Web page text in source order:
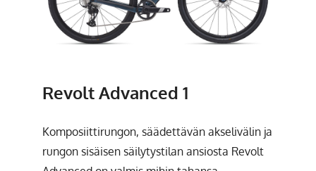
Revolt Advanced 1
Komposiittirungon, säädettävän akselivälin ja
rungon sisäisen säilytystilan ansiosta Revolt